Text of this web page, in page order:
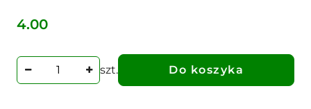
Cena:
4.00
szt. Do koszyka